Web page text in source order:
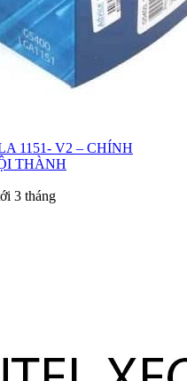
1151- V2 – CHÍNH
THÀNH
3 tháng